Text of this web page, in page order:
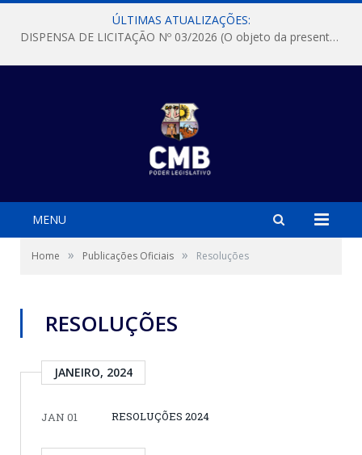
ÚLTIMAS ATUALIZAÇÕES:
DISPENSA DE LICITAÇÃO Nº 03/2026 (O objeto da presente dispensa é a escolha da proposta mais vantajosa para a aquisição, de aparelhos de ar condicionado, tipo Split, com material de instalação e fogão industrial, conforme condições, quantidades e exigências estabelecidas no termo de referencia e neste aviso de contratação direta e seus anexos)
MENU
Home » Publicações Oficiais » Resoluções
RESOLUÇÕES
JANEIRO, 2024
JAN 01 RESOLUÇÕES 2024